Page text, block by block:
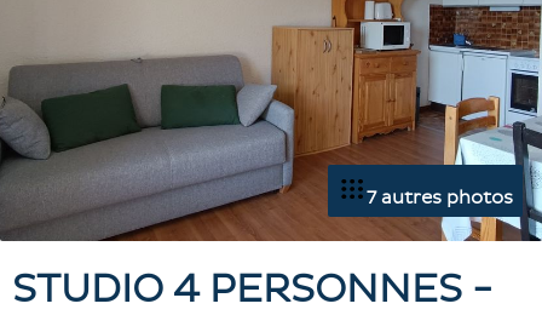
7 autres photos
STUDIO 4 PERSONNES -